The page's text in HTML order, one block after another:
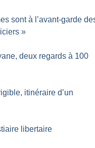
sont à l’avant-garde
»
deux regards à 100
itinéraire d’un
libertaire